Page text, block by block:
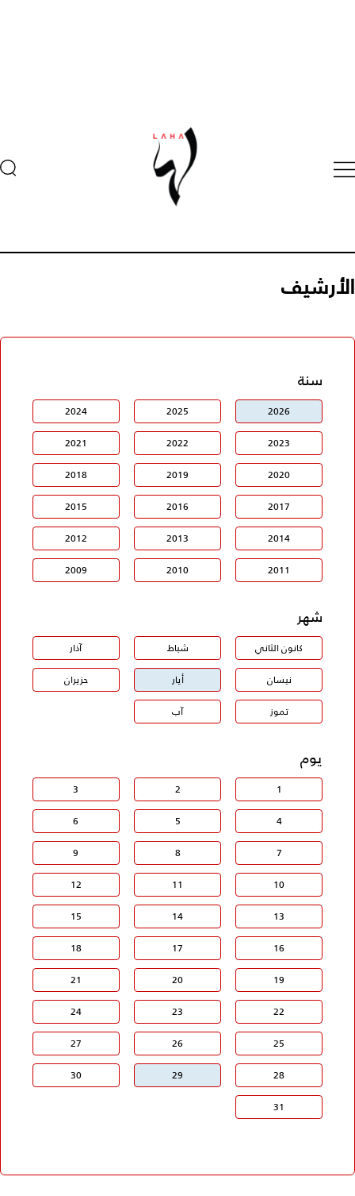
الأرشيف
سنة
2026
2025
2024
2023
2022
2021
2020
2019
2018
2017
2016
2015
2014
2013
2012
2011
2010
2009
شهر
كانون الثاني شباط آذار
نيسان أيار حزيران
تموز آب
يوم
1
2
3
4
5
6
7
8
9
10
11
12
13
14
15
16
17
18
19
20
21
22
23
24
25
26
27
28
29
30
31